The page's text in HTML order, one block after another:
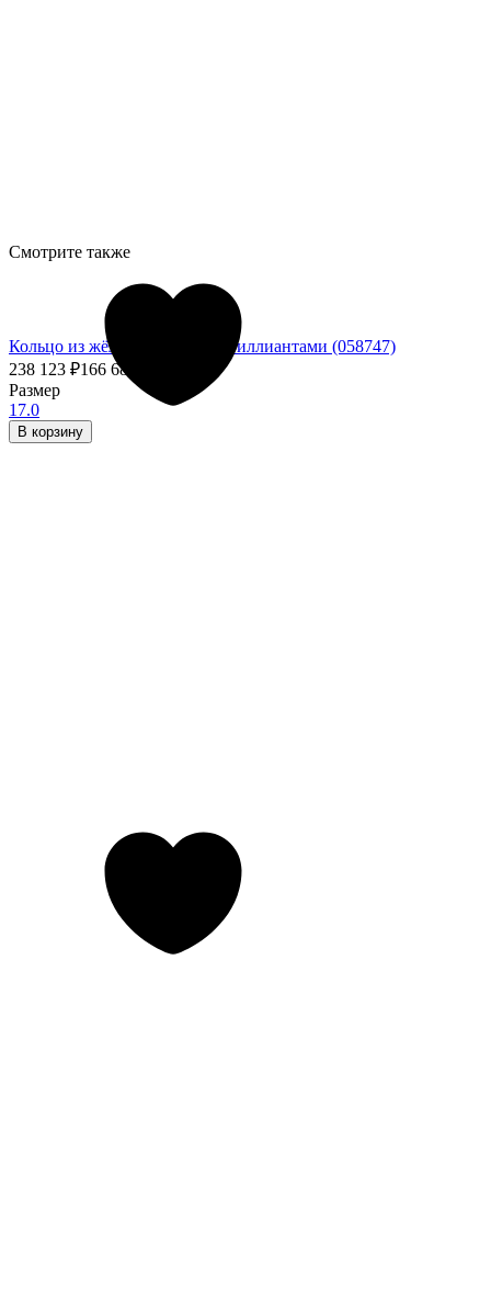
Кольцо из жёлтого золота с бриллиантами (058747)
238 123 ₽166 686,10
Размер
17.0
В корзину
Смотрите также